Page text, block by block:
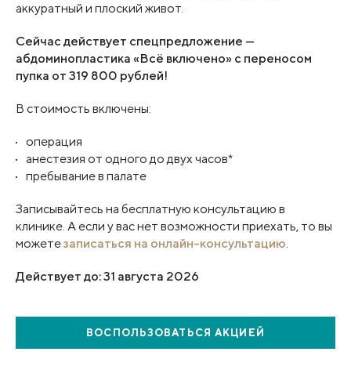
аккуратный и плоский живот.
Сейчас действует спецпредложение —
абдоминопластика «Всё включено» с переносом
пупка от 319 800 рублей!
В стоимость включены:
операция
анестезия от одного до двух часов*
пребывание в палате
Записывайтесь на бесплатную консультацию в
клинике. А если у вас нет возможности приехать, то вы
можетезаписаться на онлайн-консультацию.
Действует до: 31 августа 2026
ВОСПОЛЬЗОВАТЬСЯ АКЦИЕЙ